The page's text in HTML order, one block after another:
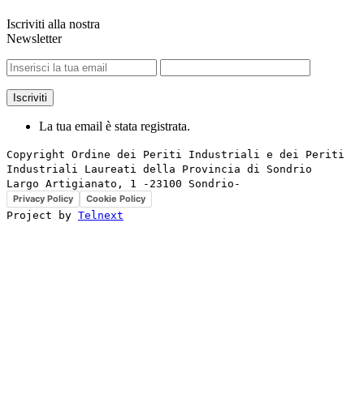
Iscriviti alla nostra
Newsletter
La tua email è stata registrata.
Copyright Ordine dei Periti Industriali e dei Periti
Industriali Laureati della Provincia di Sondrio
Privacy Policy Cookie Policy
Project by Telnext